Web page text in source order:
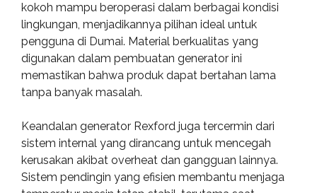
kokoh mampu beroperasi dalam berbagai kondisi
lingkungan, menjadikannya pilihan ideal untuk
pengguna di Dumai. Material berkualitas yang
digunakan dalam pembuatan generator ini
memastikan bahwa produk dapat bertahan lama
tanpa banyak masalah.
Keandalan generator Rexford juga tercermin dari
sistem internal yang dirancang untuk mencegah
kerusakan akibat overheat dan gangguan lainnya.
Sistem pendingin yang efisien membantu menjaga